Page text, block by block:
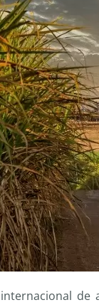
de